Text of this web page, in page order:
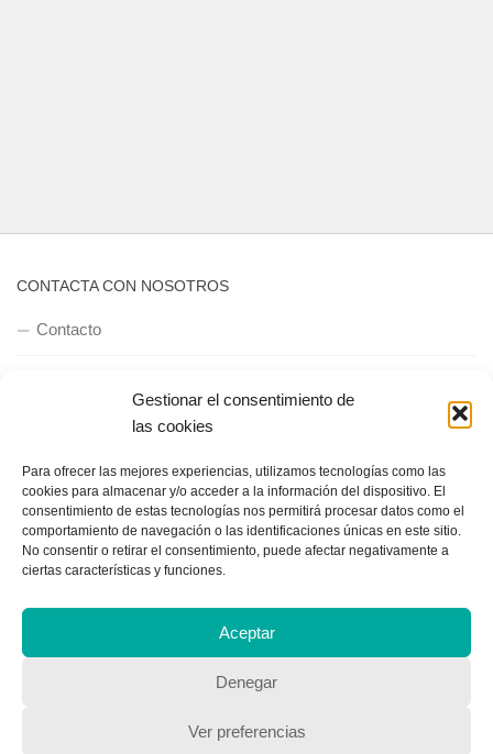
Gestionar el consentimiento de
las cookies
Para ofrecer las mejores experiencias, utilizamos tecnologías como las
cookies para almacenar y/o acceder a la información del dispositivo. El
consentimiento de estas tecnologías nos permitirá procesar datos como el
comportamiento de navegación o las identificaciones únicas en este sitio.
No consentir o retirar el consentimiento, puede afectar negativamente a
ciertas características y funciones.
Aceptar
Denegar
Ver preferencias
CONTACTA CON NOSOTROS
Contacto
POLÍTICA DE PRIVACIDAD